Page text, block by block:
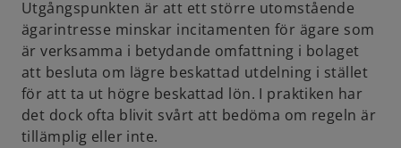
Utgångspunkten är att ett större utomstående
ägarintresse minskar incitamenten för ägare som
är verksamma i betydande omfattning i bolaget
att besluta om lägre beskattad utdelning i stället
för att ta ut högre beskattad lön. I praktiken har
det dock ofta blivit svårt att bedöma om regeln är
tillämplig eller inte.